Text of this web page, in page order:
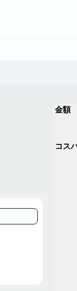
金額
コス